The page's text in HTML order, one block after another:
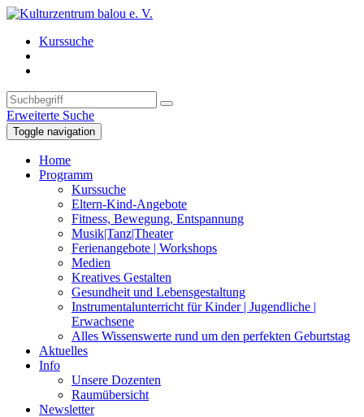
Kurssuche
Erweiterte Suche
Toggle navigation
Home
Programm
Kurssuche
Eltern-Kind-Angebote
Fitness, Bewegung, Entspannung
Musik|Tanz|Theater
Ferienangebote | Workshops
Medien
Kreatives Gestalten
Gesundheit und Lebensgestaltung
Instrumentalunterricht für Kinder | Jugendliche |
Erwachsene
Alles Wissenswerte rund um den perfekten Geburtstag
Aktuelles
Info
Unsere Dozenten
Raumübersicht
Newsletter